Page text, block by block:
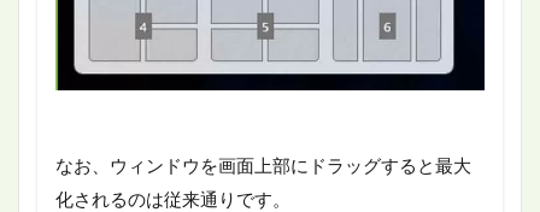
なお、ウィンドウを画面上部にドラッグすると最大
化されるのは従来通りです。